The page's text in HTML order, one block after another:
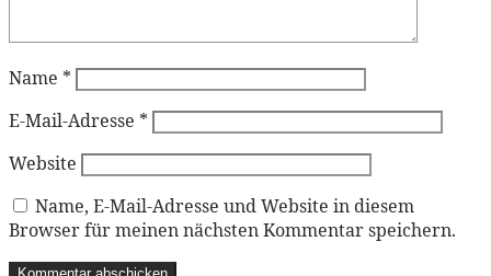
Name *
E-Mail-Adresse *
Website
Name, E-Mail-Adresse und Website in diesem
Browser für meinen nächsten Kommentar speichern.